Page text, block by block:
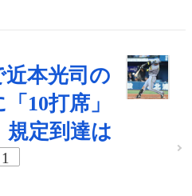
近本光司の
10打席」
規定到達は
1